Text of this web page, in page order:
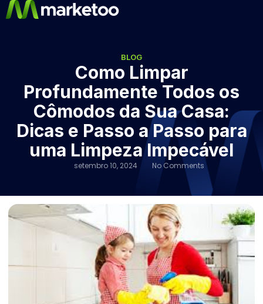
BLOG
Como Limpar
Profundamente Todos os
Cômodos da Sua Casa:
Dicas e Passo a Passo para
uma Limpeza Impecável
setembro 10, 2024 No Comments